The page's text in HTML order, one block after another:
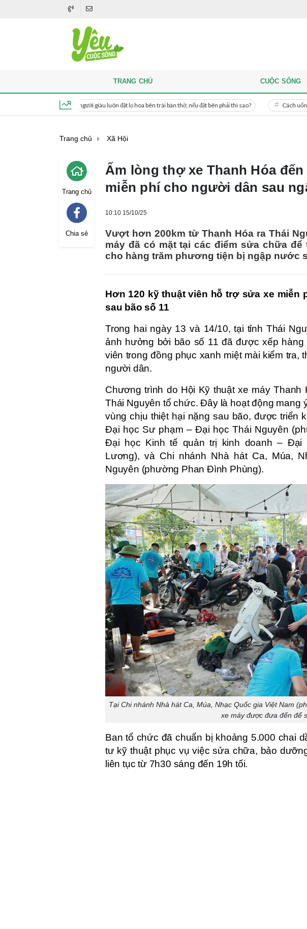
thắp hương, người giàu luôn đặt lọ hoa bên trái bàn thờ, nếu đặt bên phải thì sao? Cách uống nước mía
TRANG CHỦ CUỘC SỐNG
Trang chủ Xã Hội
Trang chủ
Chia sẻ
Ấm lòng thợ xe Thanh Hóa
miễn phí cho người dân sau
10:10 15/10/25
Vượt hơn 200km từ Thanh Hóa ra Thái
máy đã có mặt tại các điểm sửa chữa
cho hàng trăm phương tiện bị ngập nước
Hơn 120 kỹ thuật viên hỗ trợ sửa xe miễn
sau bão số 11
Trong hai ngày 13 và 14/10, tại tỉnh Thái
ảnh hưởng bởi bão số 11 đã được xếp
viên trong đồng phục xanh miệt mài kiểm tra,
người dân.
Chương trình do Hội Kỹ thuật xe máy
Thái Nguyên tổ chức. Đây là hoạt động mang
vùng chịu thiệt hại nặng sau bão, được triển
Đại học Sư phạm – Đại học Thái Nguyên
Đại học Kinh tế quản trị kinh doanh – Đại
Lương), và Chi nhánh Nhà hát Ca, Múa,
Nguyên (phường Phan Đình Phùng).
Tại Chi nhánh Nhà hát Ca, Múa, Nhạc Quốc gia Việt Nam
xe máy được đưa đến để
Ban tổ chức đã chuẩn bị khoảng 5.000 chai
tư kỹ thuật phục vụ việc sửa chữa, bảo
liên tục từ 7h30 sáng đến 19h tối.